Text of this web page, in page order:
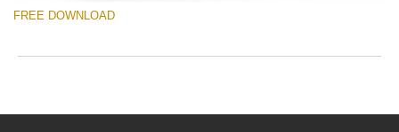
FREE DOWNLOAD